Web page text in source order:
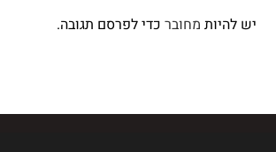
יש להיות מחובר כדי לפרסם תגובה.